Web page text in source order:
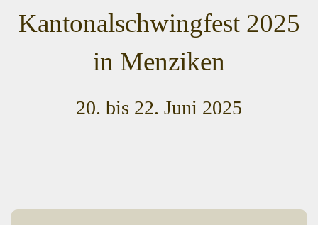
Kantonalschwingfest 2025
in Menziken
20. bis 22. Juni 2025